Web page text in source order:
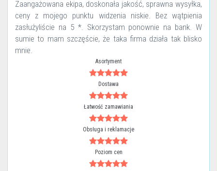
Zaangażowana ekipa, doskonała jakość, sprawna wysyłka,
ceny z mojego punktu widzenia niskie. Bez wątpienia
zasłużyliście na 5 *. Skorzystam ponownie na bank. W
sumie to mam szczęście, że taka firma działa tak blisko
mnie.
Asortyment
Dostawa
Łatwość zamawiania
Obsługa i reklamacje
Poziom cen